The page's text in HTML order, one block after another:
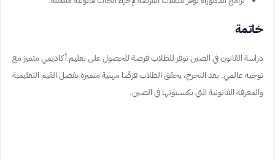
خاتمة
دراسة القانون في الصين توفر للطلاب فرصة للحصول على تعليم أكاديمي متميز مع
توجيه عالمي. بعد التخرج، يحقق الطلاب فرصًا مهنية متميزة بفضل القيم التعليمية
والمعرفة القانونية التي يكتسبونها في الصين.